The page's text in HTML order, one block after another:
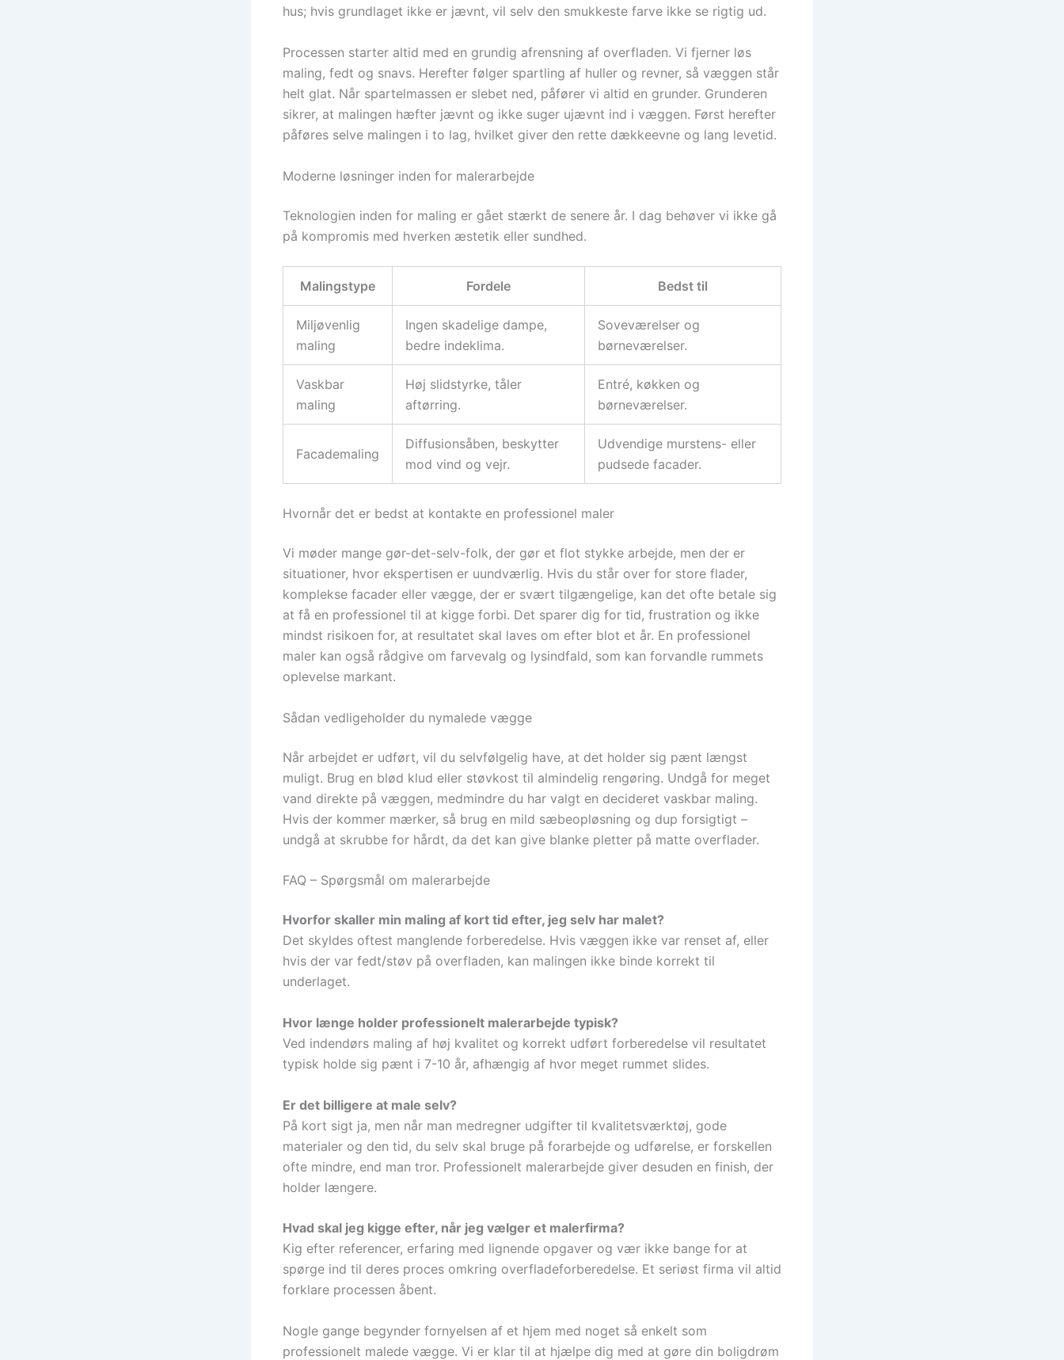
hus; hvis grundlaget ikke er jævnt, vil selv den smukkeste farve ikke se rigtig ud.
Processen starter altid med en grundig afrensning af overfladen. Vi fjerner løs
maling, fedt og snavs. Herefter følger spartling af huller og revner, så væggen står
helt glat. Når spartelmassen er slebet ned, påfører vi altid en grunder. Grunderen
sikrer, at malingen hæfter jævnt og ikke suger ujævnt ind i væggen. Først herefter
påføres selve malingen i to lag, hvilket giver den rette dækkeevne og lang levetid.
Moderne løsninger inden for malerarbejde
Teknologien inden for maling er gået stærkt de senere år. I dag behøver vi ikke gå
på kompromis med hverken æstetik eller sundhed.
Malingstype Fordele Bedst til
Miljøvenlig
maling
Ingen skadelige dampe,
bedre indeklima.
Soveværelser og
børneværelser.
Vaskbar
maling
Høj slidstyrke, tåler
aftørring.
Entré, køkken og
børneværelser.
Facademaling
Diffusionsåben, beskytter
mod vind og vejr.
Udvendige murstens- eller
pudsede facader.
Hvornår det er bedst at kontakte en professionel maler
Vi møder mange gør-det-selv-folk, der gør et flot stykke arbejde, men der er
situationer, hvor ekspertisen er uundværlig. Hvis du står over for store flader,
komplekse facader eller vægge, der er svært tilgængelige, kan det ofte betale sig
at få en professionel til at kigge forbi. Det sparer dig for tid, frustration og ikke
mindst risikoen for, at resultatet skal laves om efter blot et år. En professionel
maler kan også rådgive om farvevalg og lysindfald, som kan forvandle rummets
oplevelse markant.
Sådan vedligeholder du nymalede vægge
Når arbejdet er udført, vil du selvfølgelig have, at det holder sig pænt længst
muligt. Brug en blød klud eller støvkost til almindelig rengøring. Undgå for meget
vand direkte på væggen, medmindre du har valgt en decideret vaskbar maling.
Hvis der kommer mærker, så brug en mild sæbeopløsning og dup forsigtigt –
undgå at skrubbe for hårdt, da det kan give blanke pletter på matte overflader.
FAQ – Spørgsmål om malerarbejde
Hvorfor skaller min maling af kort tid efter, jeg selv har malet?
Det skyldes oftest manglende forberedelse. Hvis væggen ikke var renset af, eller
hvis der var fedt/støv på overfladen, kan malingen ikke binde korrekt til
underlaget.
Hvor længe holder professionelt malerarbejde typisk?
Ved indendørs maling af høj kvalitet og korrekt udført forberedelse vil resultatet
typisk holde sig pænt i 7-10 år, afhængig af hvor meget rummet slides.
Er det billigere at male selv?
På kort sigt ja, men når man medregner udgifter til kvalitetsværktøj, gode
materialer og den tid, du selv skal bruge på forarbejde og udførelse, er forskellen
ofte mindre, end man tror. Professionelt malerarbejde giver desuden en finish, der
holder længere.
Hvad skal jeg kigge efter, når jeg vælger et malerfirma?
Kig efter referencer, erfaring med lignende opgaver og vær ikke bange for at
spørge ind til deres proces omkring overfladeforberedelse. Et seriøst firma vil altid
forklare processen åbent.
Nogle gange begynder fornyelsen af et hjem med noget så enkelt som
professionelt malede vægge. Vi er klar til at hjælpe dig med at gøre din boligdrøm